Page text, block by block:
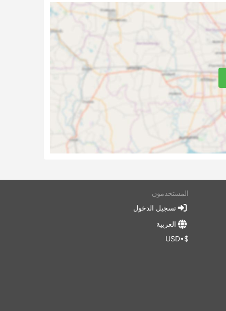
المستخدمون
تسجيل الدخول
العربية
$•USD